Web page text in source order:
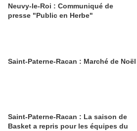
Neuvy-le-Roi : Communiqué de
presse "Public en Herbe"
Saint-Paterne-Racan : Marché de Noël
Saint-Paterne-Racan : La saison de
Basket a repris pour les équipes du